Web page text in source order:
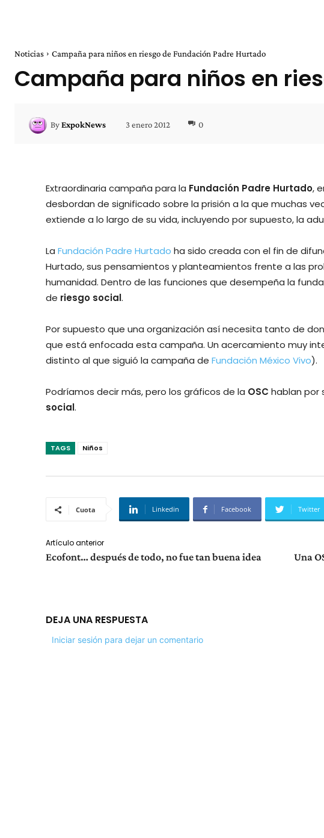
Noticias Campaña para niños en riesgo de Fundación Padre Hurtado
Campaña para niños en
ByExpokNews 3 enero 2012 0
Extraordinaria campaña para la Fundación Padre Hurtado,
desbordan de significado sobre la prisión a la que muchas
extiende a lo largo de su vida, incluyendo por supuesto, la
La Fundación Padre Hurtado ha sido creada con el fin de
Hurtado, sus pensamientos y planteamientos frente a las
humanidad. Dentro de las funciones que desempeña la
de riesgo social.
Por supuesto que una organización así necesita tanto de
que está enfocada esta campaña. Un acercamiento muy
distinto al que siguió la campaña de Fundación México Vivo).
Podríamos decir más, pero los gráficos de la OSC hablan por
social.
TAGS Niños
Cuota Linkedin Facebook Twitter
Artículo anterior
Ecofont… después de todo, no fue tan buena idea
Una
DEJA UNA RESPUESTA
Iniciar sesión para dejar un comentario